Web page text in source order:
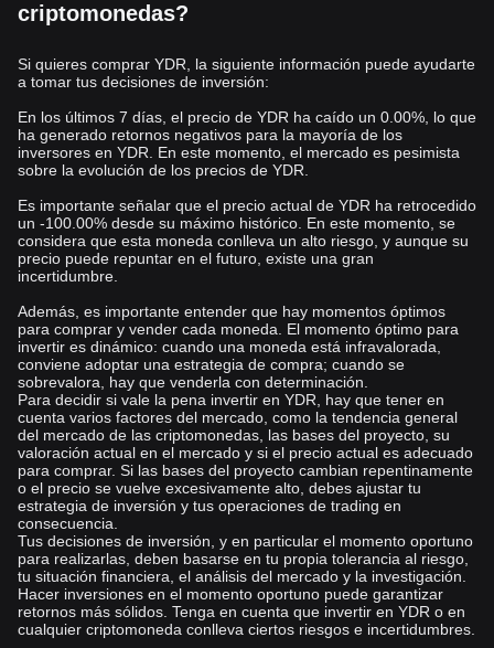
criptomonedas?
Si quieres comprar YDR, la siguiente información puede ayudarte
a tomar tus decisiones de inversión:
En los últimos 7 días, el precio de YDR ha caído un 0.00%, lo que
ha generado retornos negativos para la mayoría de los
inversores en YDR. En este momento, el mercado es pesimista
sobre la evolución de los precios de YDR.
Es importante señalar que el precio actual de YDR ha retrocedido
un -100.00% desde su máximo histórico. En este momento, se
considera que esta moneda conlleva un alto riesgo, y aunque su
precio puede repuntar en el futuro, existe una gran
incertidumbre.
Además, es importante entender que hay momentos óptimos
para comprar y vender cada moneda. El momento óptimo para
invertir es dinámico: cuando una moneda está infravalorada,
conviene adoptar una estrategia de compra; cuando se
sobrevalora, hay que venderla con determinación.
Para decidir si vale la pena invertir en YDR, hay que tener en
cuenta varios factores del mercado, como la tendencia general
del mercado de las criptomonedas, las bases del proyecto, su
valoración actual en el mercado y si el precio actual es adecuado
para comprar. Si las bases del proyecto cambian repentinamente
o el precio se vuelve excesivamente alto, debes ajustar tu
estrategia de inversión y tus operaciones de trading en
consecuencia.
Tus decisiones de inversión, y en particular el momento oportuno
para realizarlas, deben basarse en tu propia tolerancia al riesgo,
tu situación financiera, el análisis del mercado y la investigación.
Hacer inversiones en el momento oportuno puede garantizar
retornos más sólidos. Tenga en cuenta que invertir en YDR o en
cualquier criptomoneda conlleva ciertos riesgos e incertidumbres.